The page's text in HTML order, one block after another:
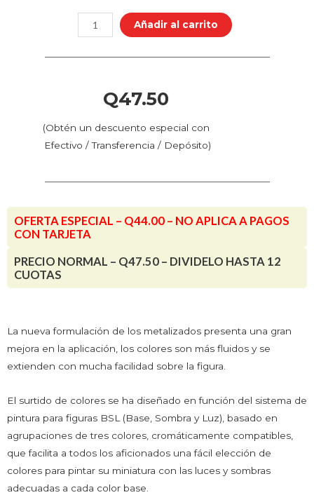
Color
-
Bronce
(72.058
Pos.
127)
Añadir al carrito
Q47.50
(Obtén un descuento especial con
Efectivo / Transferencia / Depósito)
OFERTA ESPECIAL – Q44.00 – NO APLICA A PAGOS
CON TARJETA
PRECIO NORMAL – Q47.50 – DIVIDELO HASTA 12
CUOTAS
La nueva formulación de los metalizados presenta una gran
mejora en la aplicación, los colores son más fluidos y se
extienden con mucha facilidad sobre la figura.
El surtido de colores se ha diseñado en función del sistema de
pintura para figuras BSL (Base, Sombra y Luz), basado en
agrupaciones de tres colores, cromáticamente compatibles,
que facilita a todos los aficionados una fácil elección de
colores para pintar su miniatura con las luces y sombras
adecuadas a cada color base.